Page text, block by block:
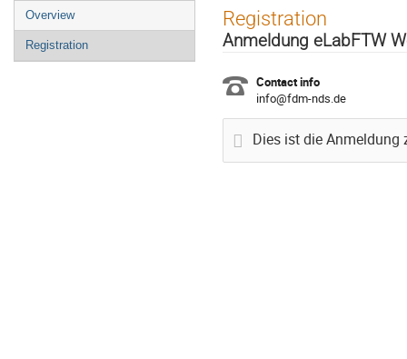
Event
menu
Overview
Registration
Registration
Anmeldung eLabFTW
Contact info
info@fdm-nds.de
Dies ist die Anmeldung